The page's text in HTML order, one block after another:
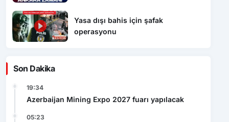
Yasa dışı bahis için şafak
operasyonu
Son Dakika
19:34
Azerbaijan Mining Expo 2027 fuarı yapılacak
05:23